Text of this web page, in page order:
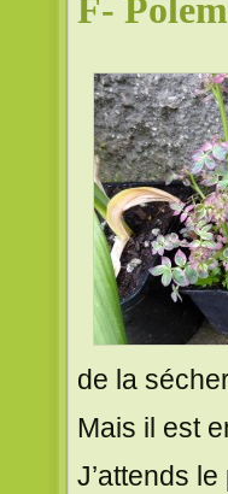
F-
de la
Mais il est
J’attends